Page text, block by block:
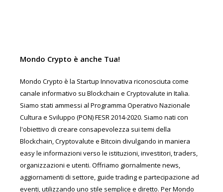
Mondo Crypto è anche Tua!
Mondo Crypto è la Startup Innovativa riconosciuta come
canale informativo su Blockchain e Cryptovalute in Italia.
Siamo stati ammessi al Programma Operativo Nazionale
Cultura e Sviluppo (PON) FESR 2014-2020. Siamo nati con
l'obiettivo di creare consapevolezza sui temi della
Blockchain, Cryptovalute e Bitcoin divulgando in maniera
easy le informazioni verso le istituzioni, investitori, traders,
organizzazioni e utenti. Offriamo giornalmente news,
aggiornamenti di settore, guide trading e partecipazione ad
eventi, utilizzando uno stile semplice e diretto. Per Mondo